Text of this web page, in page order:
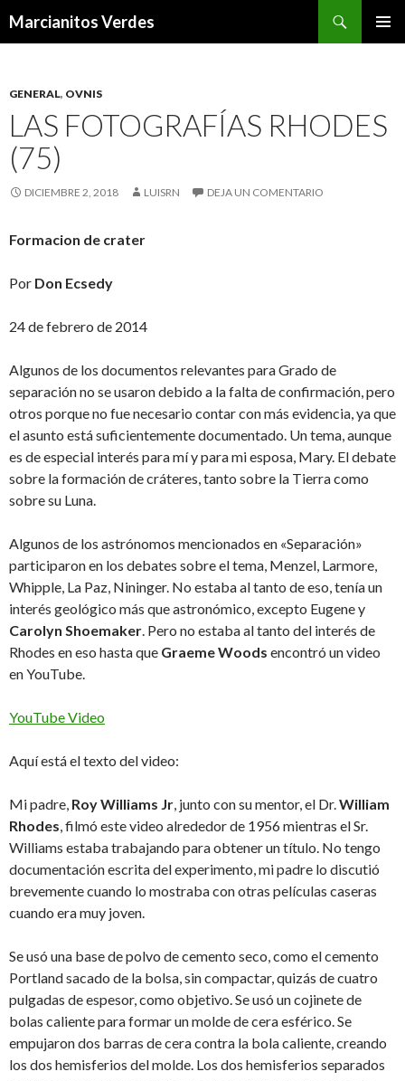
Marcianitos Verdes
GENERAL, OVNIS
LAS FOTOGRAFÍAS RHODES
(75)
DICIEMBRE 2, 2018 LUISRN DEJA UN COMENTARIO
Formacion de crater
Por Don Ecsedy
24 de febrero de 2014
Algunos de los documentos relevantes para Grado de
separación no se usaron debido a la falta de confirmación, pero
otros porque no fue necesario contar con más evidencia, ya que
el asunto está suficientemente documentado. Un tema, aunque
es de especial interés para mí y para mi esposa, Mary. El debate
sobre la formación de cráteres, tanto sobre la Tierra como
sobre su Luna.
Algunos de los astrónomos mencionados en «Separación»
participaron en los debates sobre el tema, Menzel, Larmore,
Whipple, La Paz, Nininger. No estaba al tanto de eso, tenía un
interés geológico más que astronómico, excepto Eugene y
Carolyn Shoemaker. Pero no estaba al tanto del interés de
Rhodes en eso hasta que Graeme Woods encontró un video
en YouTube.
YouTube Video
Aquí está el texto del video:
Mi padre, Roy Williams Jr, junto con su mentor, el Dr.William
Rhodes, filmó este video alrededor de 1956 mientras el Sr.
Williams estaba trabajando para obtener un título. No tengo
documentación escrita del experimento, mi padre lo discutió
brevemente cuando lo mostraba con otras películas caseras
cuando era muy joven.
Se usó una base de polvo de cemento seco, como el cemento
Portland sacado de la bolsa, sin compactar, quizás de cuatro
pulgadas de espesor, como objetivo. Se usó un cojinete de
bolas caliente para formar un molde de cera esférico. Se
empujaron dos barras de cera contra la bola caliente, creando
los dos hemisferios del molde. Los dos hemisferios separados